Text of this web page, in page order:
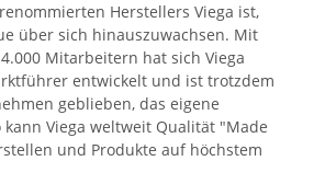
Herstellers Viega ist,
über sich hinauszuwachsen. Mit
Mitarbeitern hat sich Viega
entwickelt und ist trotzdem
geblieben, das eigene
kann Viega weltweit Qualität "Made
und Produkte auf höchstem